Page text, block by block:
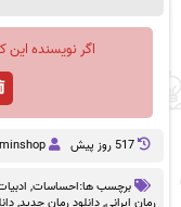
اگر نویسنده
517 روز پيش
برچسب ها:احساسات,
رمان ایرانی,دانلود رمان جدید,